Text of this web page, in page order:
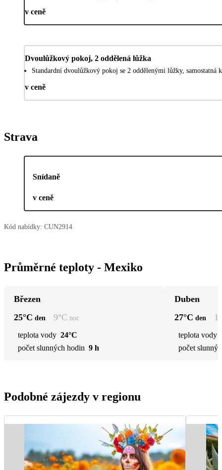
v ceně
Dvoulůžkový pokoj, 2 oddělená lůžka
Standardní dvoulůžkový pokoj se 2 oddělenými lůžky, samostatná
v ceně
Strava
Snídaně
v ceně
Kód nabídky: CUN2914
Průměrné teploty - Mexiko
Březen
25°C den 9°C noc
teplota vody 24°C
počet slunných hodin 9 h
Duben
27°C den
teplota vody
počet
Podobné zájezdy v regionu